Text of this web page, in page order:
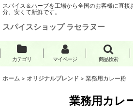
スパイス＆ハーブを工場から全国のお客様に直
分、安くて新鮮です。
スパイスショップ ラセラヌー
カテゴリ マイページ 商品検索
ホーム > オリジナルブレンド > 業務用カレー粉
業務用カレ